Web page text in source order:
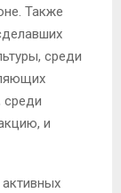
Также
среди
среди
и